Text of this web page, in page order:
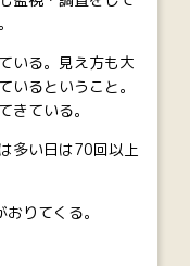
いる。見え方も大
いるということ。
きている。
多い日は70回以上
りてくる。